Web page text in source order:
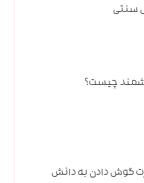
سنتی
چیست؟
گوش دادن به دانش